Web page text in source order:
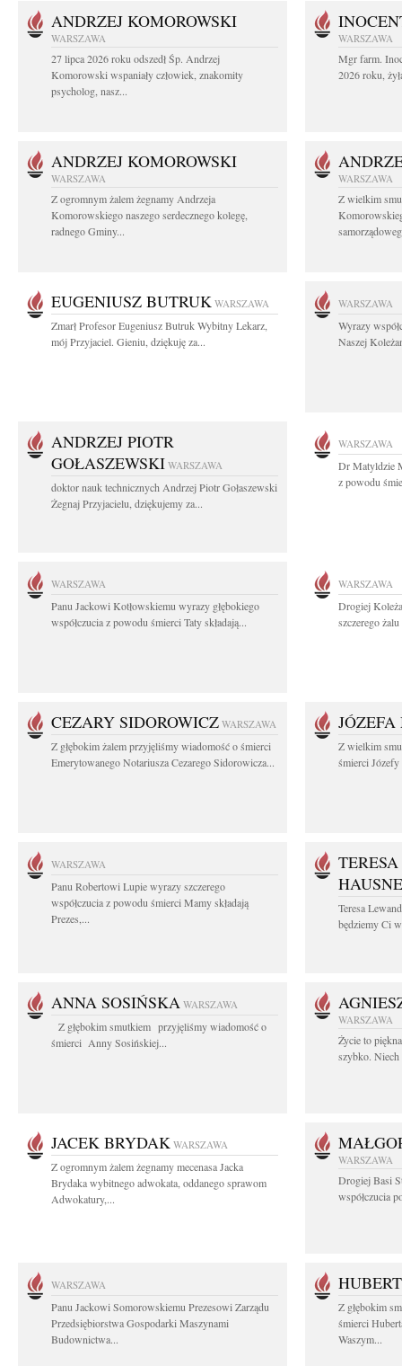
ANDRZEJ KOMOROWSKI
WARSZAWA
27 lipca 2026 roku odszedł Śp. Andrzej
Komorowski wspaniały człowiek, znakomity
psycholog, nasz...
WARSZAWA
Mgr farm.
2026 roku,
ANDRZEJ KOMOROWSKI
WARSZAWA
Z ogromnym żalem żegnamy Andrzeja
Komorowskiego naszego serdecznego kolegę,
radnego Gminy...
WARSZAWA
Z wielkim
EUGENIUSZ BUTRUK WARSZAWA
Zmarł Profesor Eugeniusz Butruk Wybitny Lekarz,
mój Przyjaciel. Gieniu, dziękuję za...
WARSZAWA
Wyrazy
Naszej
ANDRZEJ PIOTR
GOŁASZEWSKI WARSZAWA
doktor nauk technicznych Andrzej Piotr Gołaszewski
Żegnaj Przyjacielu, dziękujemy za...
WARSZAWA
Dr Matyldzie
z powodu
WARSZAWA
Panu Jackowi Kotłowskiemu wyrazy głębokiego
współczucia z powodu śmierci Taty składają...
WARSZAWA
Drogiej
szczerego
CEZARY SIDOROWICZ WARSZAWA
Z głębokim żalem przyjęliśmy wiadomość o śmierci
Emerytowanego Notariusza Cezarego Sidorowicza...
Z wielkim
śmierci
WARSZAWA
Panu Robertowi Lupie wyrazy szczerego
współczucia z powodu śmierci Mamy składają
Prezes,...
Teresa
będziemy Ci
ANNA SOSIŃSKA WARSZAWA
Z głębokim smutkiem przyjęliśmy wiadomość o
śmierci Anny Sosińskiej...
WARSZAWA
Życie to
szybko. Niech
JACEK BRYDAK WARSZAWA
Z ogromnym żalem żegnamy mecenasa Jacka
Brydaka wybitnego adwokata, oddanego sprawom
Adwokatury,...
WARSZAWA
Drogiej Basi
współczucia
WARSZAWA
Panu Jackowi Somorowskiemu Prezesowi Zarządu
Przedsiębiorstwa Gospodarki Maszynami
Budownictwa...
Z głębokim
śmierci
Waszym...